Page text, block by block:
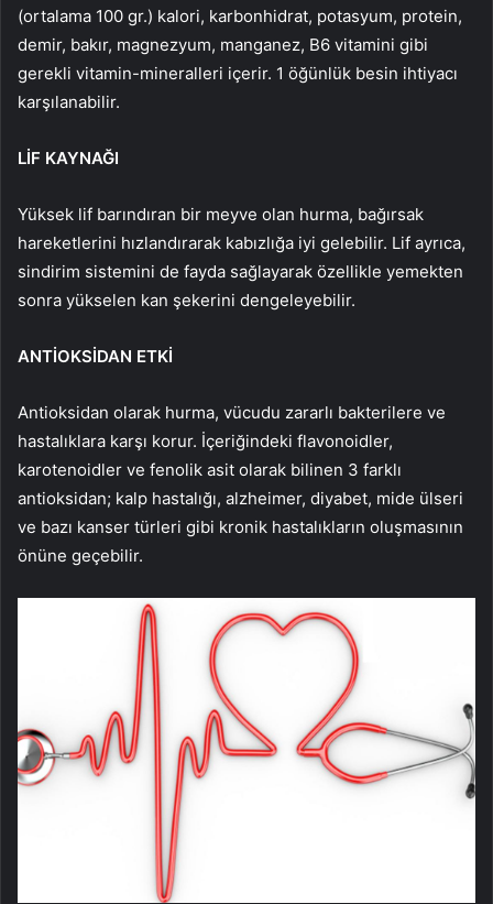
(ortalama 100 gr.) kalori, karbonhidrat, potasyum, protein,
demir, bakır, magnezyum, manganez, B6 vitamini gibi
gerekli vitamin-mineralleri içerir. 1 öğünlük besin ihtiyacı
karşılanabilir.
LİF KAYNAĞI
Yüksek lif barındıran bir meyve olan hurma, bağırsak
hareketlerini hızlandırarak kabızlığa iyi gelebilir. Lif ayrıca,
sindirim sistemini de fayda sağlayarak özellikle yemekten
sonra yükselen kan şekerini dengeleyebilir.
ANTİOKSİDAN ETKİ
Antioksidan olarak hurma, vücudu zararlı bakterilere ve
hastalıklara karşı korur. İçeriğindeki flavonoidler,
karotenoidler ve fenolik asit olarak bilinen 3 farklı
antioksidan; kalp hastalığı, alzheimer, diyabet, mide ülseri
ve bazı kanser türleri gibi kronik hastalıkların oluşmasının
önüne geçebilir.